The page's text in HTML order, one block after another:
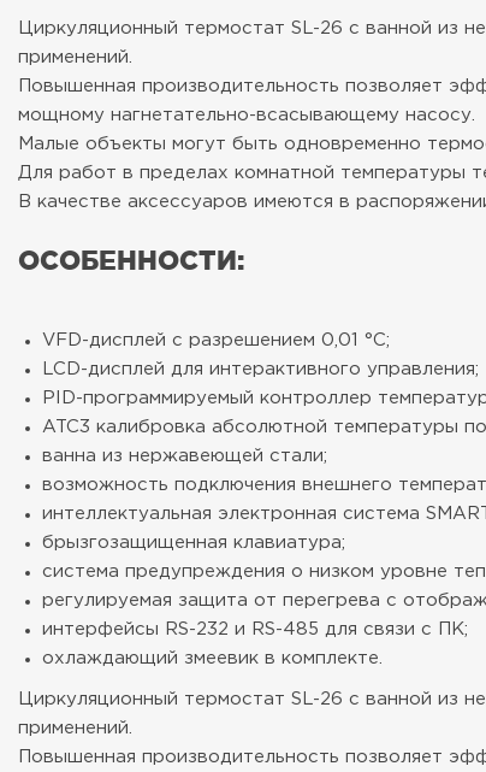
Циркуляционный термостат SL-26 с ванной из
применений.
Повышенная производительность позволяет
мощному нагнетательно-всасывающему насосу.
Малые объекты могут быть одновременно
Для работ в пределах комнатной температуры
В качестве аксессуаров имеются в
ОСОБЕННОСТИ:
VFD-дисплей с разрешением 0,01 °C;
LCD-дисплей для интерактивного управления;
PID-программируемый контроллер
ATC3 калибровка абсолютной температуры
ванна из нержавеющей стали;
возможность подключения внешнего
интеллектуальная электронная система
брызгозащищенная клавиатура;
система предупреждения о низком уровне
регулируемая защита от перегрева с
интерфейсы RS-232 и RS-485 для связи с ПК;
охлаждающий змеевик в комплекте.
Циркуляционный термостат SL-26 с ванной из
применений.
Повышенная производительность позволяет